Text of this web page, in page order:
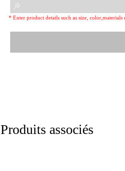
* Enter product details such as size,
Produits associés